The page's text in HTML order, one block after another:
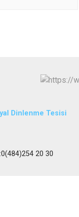
Dinlenme Tesisi
20 30